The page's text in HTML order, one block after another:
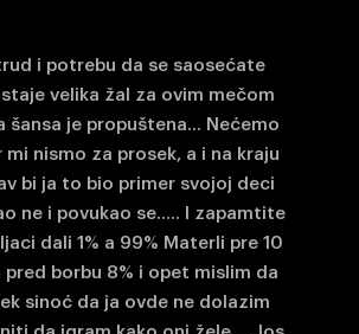
i potrebu da se saosećate
velika žal za ovim mečom
šansa je propuštena… Nećemo
nismo za prosek, a i na kraju
bi ja to bio primer svojoj deci
ne i povukao se….. I zapamtite
dali 1% a 99% Materli pre 10
pred borbu 8% i opet mislim da
sinoć da ja ovde ne dolazim